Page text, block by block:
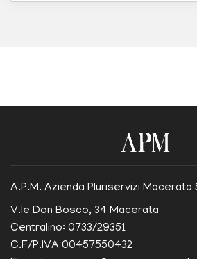
A.P.M. Azienda Pluriservizi Macerata
V.le Don Bosco, 34 Macerata
Centralino: 0733/29351
C.F/P.IVA 00457550432